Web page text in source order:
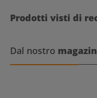
Prodotti visti di
Dal nostro